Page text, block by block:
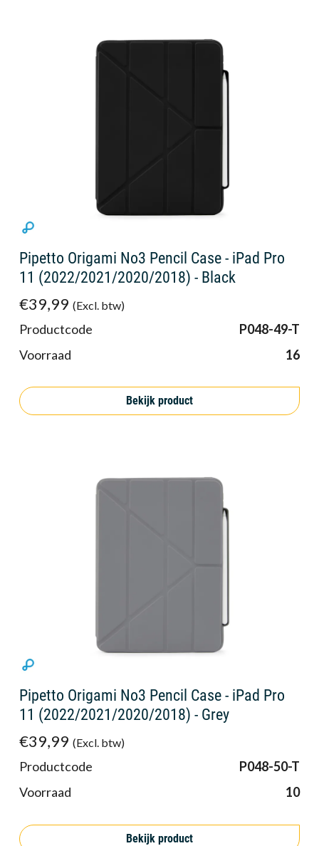
Pipetto Origami No3 Pencil Case - iPad Pro
11 (2022/2021/2020/2018) - Black
€39,99 (Excl. btw)
Productcode
P048-49-T
Voorraad
16
Bekijk product
Pipetto Origami No3 Pencil Case - iPad Pro
11 (2022/2021/2020/2018) - Grey
€39,99 (Excl. btw)
Productcode
P048-50-T
Voorraad
10
Bekijk product